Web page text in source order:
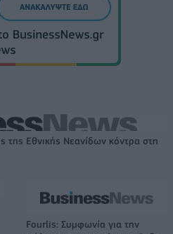
της Εθνικής Νεανίδων κόντρα στη
Fourlis: Συμφωνία για την